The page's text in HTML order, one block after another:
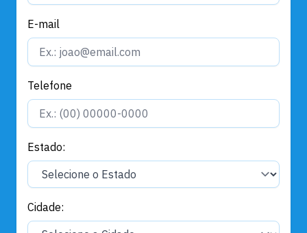
E-mail
Telefone
Estado:
Cidade: